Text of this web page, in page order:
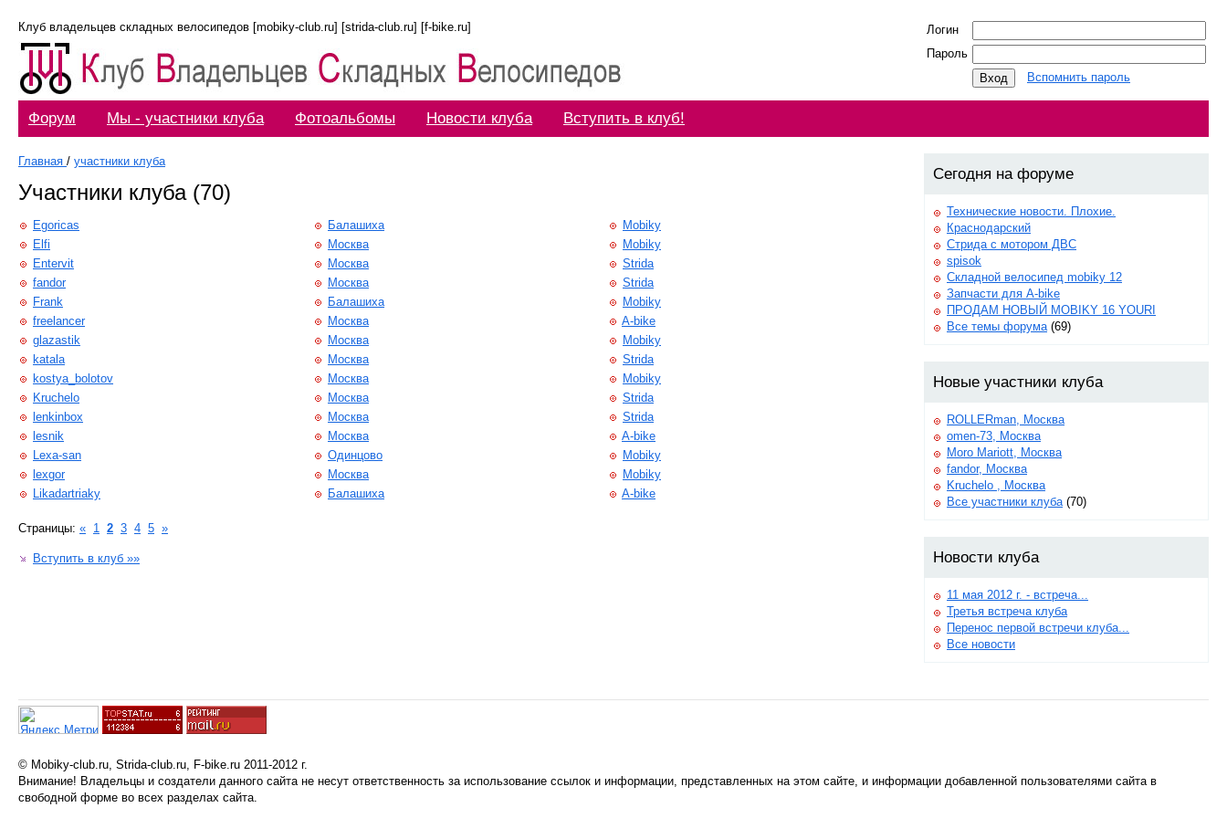
Клуб владельцев складных велосипедов [mobiky-club.ru] [strida-club.ru] [f-bike.ru]
Логин
Пароль
Вспомнить пароль
Форум Мы - участники клуба Фотоальбомы Новости клуба Вступить в клуб!
Главная / участники клуба
Участники клуба (70)
Egoricas Балашиха
Mobiky
Elfi
Москва
Mobiky
Entervit
Москва
Strida
fandor
Москва
Strida
Frank
Балашиха
Mobiky
freelancer
Москва
A-bike
glazastik
Москва
Mobiky
katala
Москва
Strida
kostya_bolotov
Москва
Mobiky
Kruchelo
Москва
Strida
lenkinbox
Москва
Strida
lesnik
Москва
A-bike
Lexa-san
Одинцово
Mobiky
lexgor
Москва
Mobiky
Likadartriaky
Балашиха A-bike
Страницы: « 1 2 3 4 5 »
Вступить в клуб »»
Сегодня на форуме
Технические новости. Плохие.
Краснодарский
Стрида с мотором ДВС
spisok
Складной велосипед mobiky 12
Запчасти для A-bike
ПРОДАМ НОВЫЙ MOBIKY 16 YOURI
Все темы форума(69)
Новые участники клуба
ROLLERman, Москва
omen-73, Москва
Moro Mariott, Москва
fandor, Москва
Kruchelo , Москва
Все участники клуба(70)
Новости клуба
11 мая 2012 г. - встреча...
Третья встреча клуба
Перенос первой встречи клуба...
Все новости
© Mobiky-club.ru, Strida-club.ru, F-bike.ru 2011-2012 г.
Внимание! Владельцы и создатели данного сайта не несут ответственность за использование ссылок и информации, представленных на этом сайте, и информации добавленной пользователями сайта в
свободной форме во всех разделах сайта.